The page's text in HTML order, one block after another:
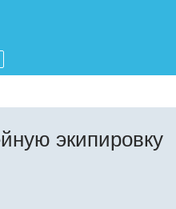
экипировку